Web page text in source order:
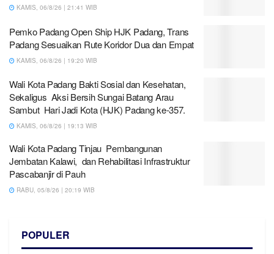
KAMIS, 06/8/26 | 21:41 WIB
Pemko Padang Open Ship HJK Padang, Trans
Padang Sesuaikan Rute Koridor Dua dan Empat
KAMIS, 06/8/26 | 19:20 WIB
Wali Kota Padang Bakti Sosial dan Kesehatan,
Sekaligus Aksi Bersih Sungai Batang Arau
Sambut Hari Jadi Kota (HJK) Padang ke-357.
KAMIS, 06/8/26 | 19:13 WIB
Wali Kota Padang Tinjau Pembangunan
Jembatan Kalawi, dan Rehabilitasi Infrastruktur
Pascabanjir di Pauh
RABU, 05/8/26 | 20:19 WIB
POPULER